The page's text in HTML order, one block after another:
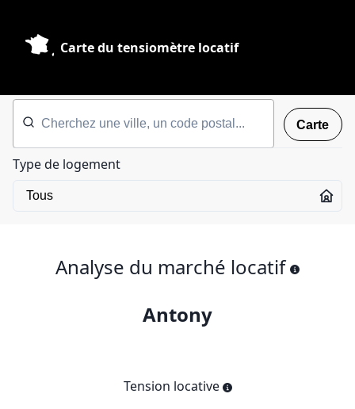
Carte du tensiomètre locatif
Carte
Type de logement
Analyse du marché locatif
Antony
Tension locative